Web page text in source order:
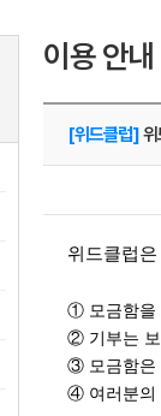
이용 안내
[위드클럽]위
위드클럽
① 모금함을
② 기부는 보
③ 모금함은
④ 여러분의